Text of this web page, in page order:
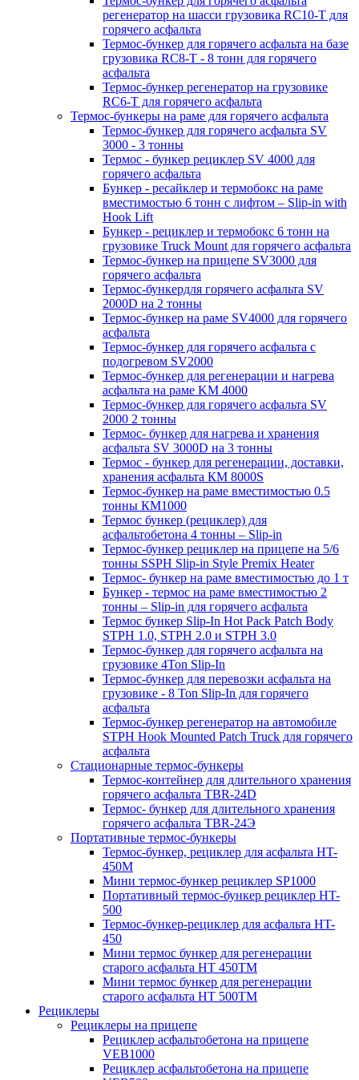
регенератор на шасси грузовика RC10-T для
горячего асфальта
Термос-бункер для горячего асфальта на базе
грузовика RC8-T - 8 тонн для горячего
асфальта
Термос-бункер регенератор на грузовикe
RC6-T для горячего асфальта
Термос-бункеры на раме для горячего асфальта
Термос-бункер для горячего асфальта SV
3000 - 3 тонны
Термос - бункер рециклер SV 4000 для
горячего асфальта
Бункер - ресайклер и термобокс на раме
вместимостью 6 тонн с лифтом – Slip-in with
Hook Lift
Бункер - рециклер и термобокс 6 тонн на
грузовике Truck Mount для горячего асфальта
Термос-бункер на прицепе SV3000 для
горячего асфальта
Термос-бункердля горячего асфальта SV
2000D на 2 тонны
Термос-бункер на раме SV4000 для горячего
асфальта
Термос-бункер для горячего асфальта с
подогревом SV2000
Термос-бункер для регенерации и нагрева
асфальта на раме KM 4000
Термос-бункер для горячего асфальта SV
2000 2 тонны
Термос- бункер для нагрева и хранения
асфальта SV 3000D на 3 тонны
Термос - бункер для регенерации, доставки,
хранения асфальта КМ 8000S
Термос-бункер на раме вместимостью 0.5
тонны КМ1000
Термос бункер (рециклер) для
асфальтобетона 4 тонны – Slip-in
Термос-бункер рециклер на прицепе на 5/6
тонны SSPH Slip-in Style Premix Heater
Термос- бункер на раме вместимостью до 1 т
Бункер - термос на раме вместимостью 2
тонны – Slip-in для горячего асфальта
Термос бункер Slip-In Hot Pack Patch Body
STPH 1.0, STPH 2.0 и STPH 3.0
Термос-бункер для горячего асфальта на
грузовике 4Ton Slip-In
Термос-бункер для перевозки асфальта на
грузовике - 8 Ton Slip-In для горячего
асфальта
Термос-бункер регенератор на автомобиле
STPH Hook Mounted Patch Truck для горячего
асфальта
Стационарные термос-бункеры
Термос-контейнер для длительного хранения
горячего асфальта TBR-24D
Термос- бункер для длительного хранения
горячего асфальта TBR-24Э
Портативные термос-бункеры
Термос-бункер, рециклер для асфальта HT-
450M
Мини термос-бункер рециклер SP1000
Портативный термос-бункер рециклер HT-
500
Термос-бункер-рециклер для асфальта HT-
450
Мини термос бункер для регенерации
старого асфальта НТ 450ТМ
Мини термос бункер для регенерации
старого асфальта НТ 500ТМ
Рециклеры
Рециклеры на прицепе
Рециклер асфальтобетона на прицепе
VEB1000
Рециклер асфальтобетона на прицепе